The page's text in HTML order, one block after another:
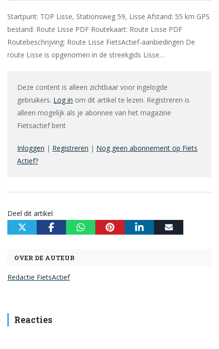
Startpunt: TOP Lisse, Stationsweg 59, Lisse Afstand: 55 km GPS
bestand: Route Lisse PDF Routekaart: Route Lisse PDF
Routebeschrijving: Route Lisse FietsActief-aanbiedingen De
route Lisse is opgenomen in de streekgids Lisse…
Deze content is alleen zichtbaar voor ingelogde
gebruikers. Log in om dit artikel te lezen. Registreren is
alleen mogelijk als je abonnee van het magazine
Fietsactief bent
Inloggen | Registreren | Nog geen abonnement op Fiets
Actief?
Deel dit artikel
OVER DE AUTEUR
Redactie FietsActief
Reacties